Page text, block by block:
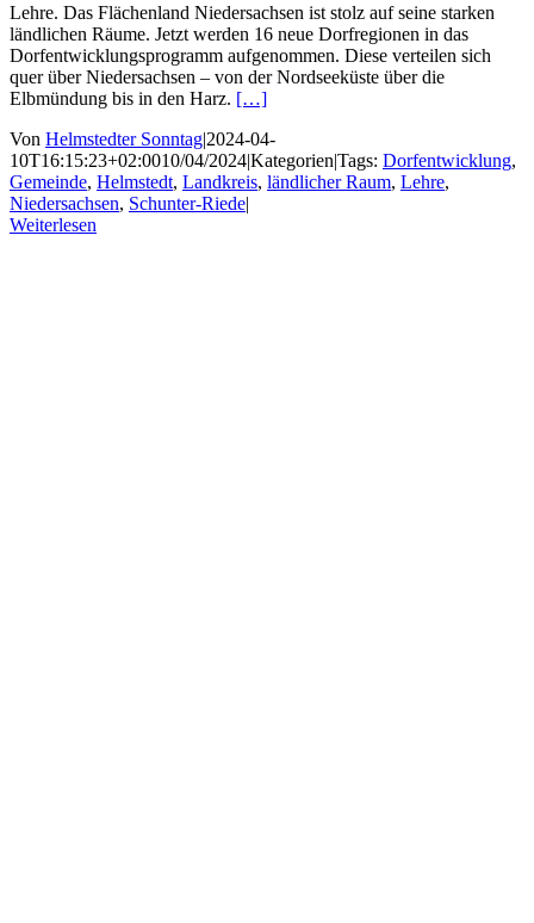
Lehre. Das Flächenland Niedersachsen ist stolz auf seine starken
ländlichen Räume. Jetzt werden 16 neue Dorfregionen in das
Dorfentwicklungsprogramm aufgenommen. Diese verteilen sich
quer über Niedersachsen – von der Nordseeküste über die
Elbmündung bis in den Harz. […]
Von Helmstedter Sonntag|2024-04-
10T16:15:23+02:0010/04/2024|Kategorien|Tags: Dorfentwicklung,
Gemeinde, Helmstedt, Landkreis, ländlicher Raum, Lehre,
Niedersachsen, Schunter-Riede|
Weiterlesen